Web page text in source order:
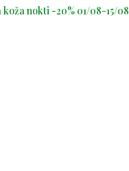
nokti -20% 01/08-15/08